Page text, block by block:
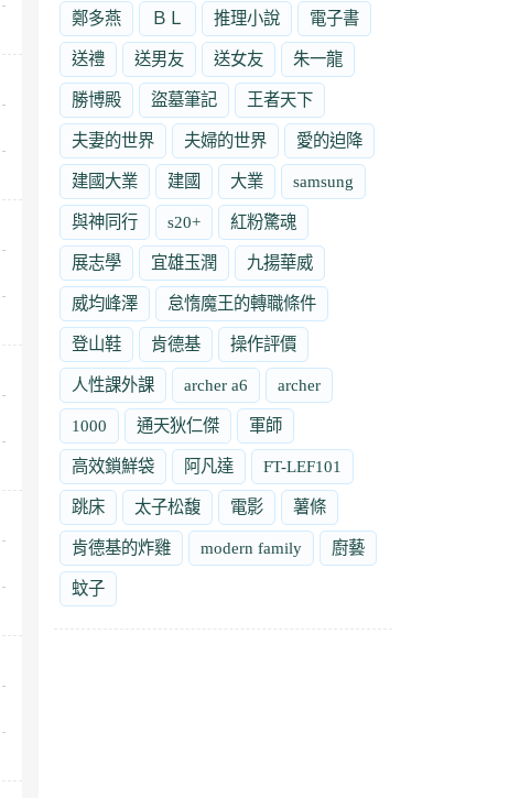
鄭多燕 ＢＬ 推理小說 電子書
送禮 送男友 送女友 朱一龍
勝博殿 盜墓筆記 王者天下
夫妻的世界 夫婦的世界 愛的迫降
建國大業 建國 大業 samsung
與神同行 s20+ 紅粉驚魂
展志學 宜雄玉潤 九揚華威
威均峰澤 怠惰魔王的轉職條件
登山鞋 肯德基 操作評價
人性課外課 archer a6 archer
1000 通天狄仁傑 軍師
高效鎖鮮袋 阿凡達 FT-LEF101
跳床 太子松馥 電影 薯條
肯德基的炸雞 modern family 廚藝
蚊子